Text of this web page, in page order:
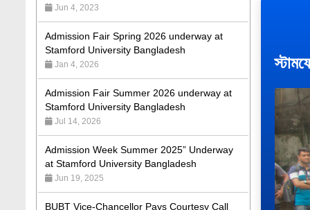
Admission Fair Spring 2026 underway at
Stamford University Bangladesh
Jan 4, 2026
Admission Fair Summer 2026 underway at
Stamford University Bangladesh
Jul 14, 2026
Admission Week Summer 2025” Underway
at Stamford University Bangladesh
Jun 19, 2025
BUBT Vice-Chancellor Pays Courtesy Call
on Stamford VC
Jun 11, 2026